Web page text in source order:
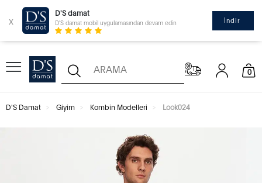
x
D'S damat
D'S damat mobil uygulamasından devam edin İndir
0
D'S Damat Giyim Kombin Modelleri Look024